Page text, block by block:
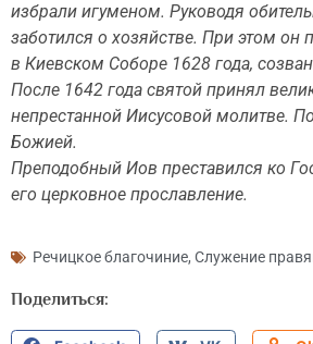
избрали игуменом. Руководя
заботился о хозяйстве. При этом он
в Киевском Соборе 1628 года,
После 1642 года святой принял
непрестанной Иисусовой молитве.
Божией.
Преподобный Иов преставился ко
его церковное прославление.
Речицкое благочиние, Служение
Поделиться: